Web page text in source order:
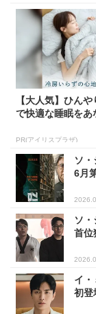
【大人気】ひん
で快適な睡眠をあ
PR(アイリスプラザ)
ソ
6月
ソ
首位
イ・
初登